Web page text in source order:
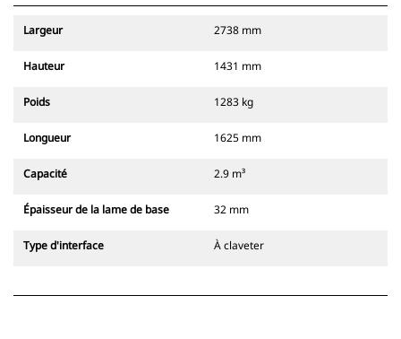
Largeur 2738 mm
Hauteur 1431 mm
Poids 1283 kg
Longueur 1625 mm
Capacité 2.9 m³
Épaisseur de la lame de base 32 mm
Type d'interface À claveter